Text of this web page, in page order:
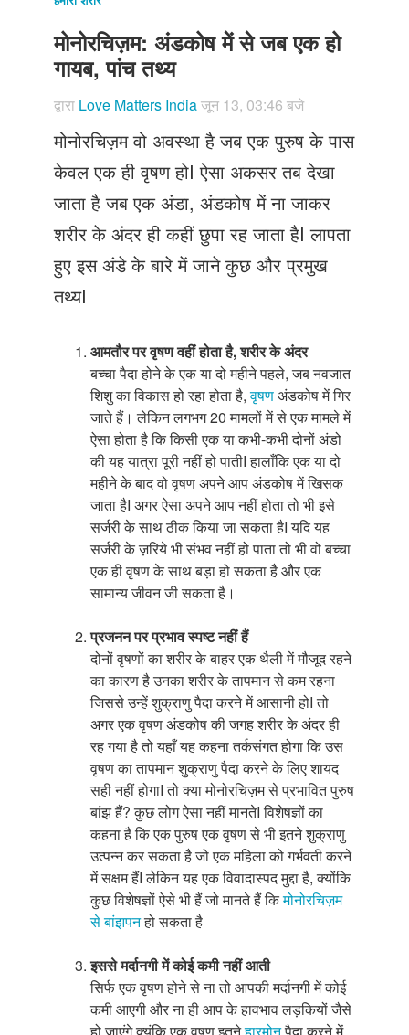
संपर्क करें
मोनोरचिज़म: अंडकोष में से जब एक हो
गायब, पांच तथ्य
द्वारा Love Matters Indiaजून 13, 03:46 बजे
मोनोरचिज़म वो अवस्था है जब एक पुरुष के पास
केवल एक ही वृषण होI ऐसा अकसर तब देखा
जाता है जब एक अंडा, अंडकोष में ना जाकर
शरीर के अंदर ही कहीं छुपा रह जाता हैI लापता
हुए इस अंडे के बारे में जाने कुछ और प्रमुख
तथ्यI
आमतौर पर वृषण वहीं होता है,शरीर के अंदर
बच्चा पैदा होने के एक या दो महीने पहले, जब नवजात
शिशु का विकास हो रहा होता है,वृषणअंडकोष में गिर
जाते हैं। लेकिन लगभग 20 मामलों में से एक मामले में
ऐसा होता है कि किसी एक या कभी-कभी दोनों अंडो
की यह यात्रा पूरी नहीं हो पातीI हालाँकि एक या दो
महीने के बाद वो वृषण अपने आप अंडकोष में खिसक
जाता हैI अगर ऐसा अपने आप नहीं होता तो भी इसे
सर्जरी के साथ ठीक किया जा सकता हैI यदि यह
सर्जरी के ज़रिये भी संभव नहीं हो पाता तो भी वो बच्चा
एक ही वृषण के साथ बड़ा हो सकता है और एक
सामान्य जीवन जी सकता है।
प्रजनन पर प्रभाव स्पष्ट नहीं हैं
दोनों वृषणों का शरीर के बाहर एक थैली में मौजूद रहने
का कारण है उनका शरीर के तापमान से कम रहना
जिससे उन्हें शुक्राणु पैदा करने में आसानी होI तो
अगर एक वृषण अंडकोष की जगह शरीर के अंदर ही
रह गया है तो यहाँ यह कहना तर्कसंगत होगा कि उस
वृषण का तापमान शुक्राणु पैदा करने के लिए शायद
सही नहीं होगाI तो क्या मोनोरचिज़म से प्रभावित पुरुष
बांझ हैं? कुछ लोग ऐसा नहीं मानतेI विशेषज्ञों का
कहना है कि एक पुरुष एक वृषण से भी इतने शुक्राणु
उत्पन्न कर सकता है जो एक महिला को गर्भवती करने
में सक्षम हैंI लेकिन यह एक विवादास्पद मुद्दा है, क्योंकि
कुछ विशेषज्ञों ऐसे भी हैं जो मानते हैं किमोनोरचिज़म
से बांझपनहो सकता है
इससे मर्दानगी में कोई कमी नहीं आती
सिर्फ एक वृषण होने से ना तो आपकी मर्दानगी में कोई
कमी आएगी और ना ही आप के हावभाव लड़कियों जैसे